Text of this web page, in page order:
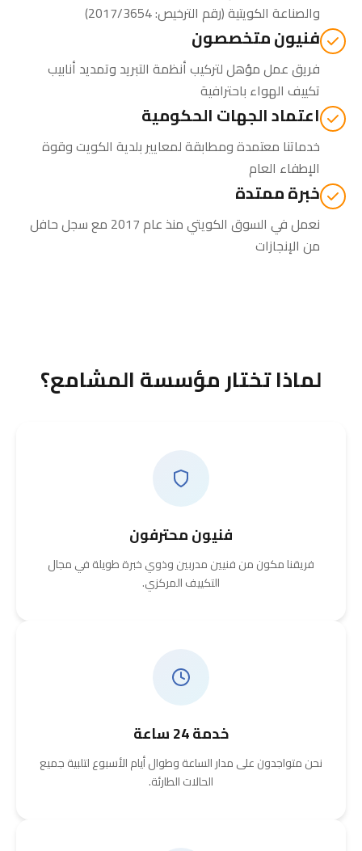
والصناعة الكويتية(رقم الترخيص: 2017/3654)
فنيون متخصصون
فريق عمل مؤهل لتركيب أنظمة التبريد وتمديد أنابيب
تكييف الهواء باحترافية
اعتماد الجهات الحكومية
خدماتنا معتمدة ومطابقة لمعايير بلدية الكويت وقوة
الإطفاء العام
خبرة ممتدة
نعمل في السوق الكويتي منذ عام 2017 مع سجل حافل
من الإنجازات
لماذا تختار مؤسسة المشامع؟
فنيون محترفون
فريقنا مكون من فنيين مدربين وذوي خبرة طويلة في مجال
التكييف المركزي.
خدمة 24 ساعة
نحن متواجدون على مدار الساعة وطوال أيام الأسبوع لتلبية جميع
الحالات الطارئة.